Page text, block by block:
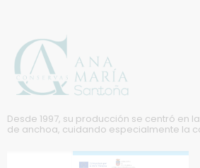
Desde 1997, su producción se centró en
de anchoa, cuidando especialmente la